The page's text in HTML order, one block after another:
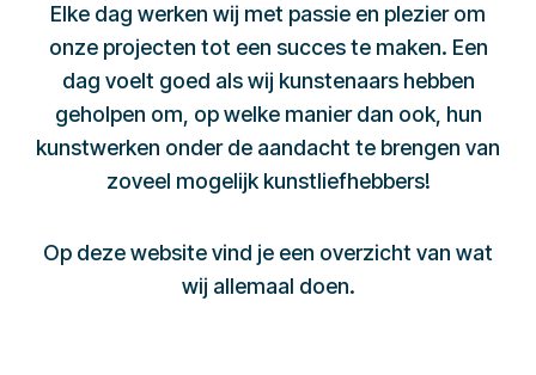
Elke dag werken wij met passie en plezier om
onze projecten tot een succes te maken. Een
dag voelt goed als wij kunstenaars hebben
geholpen om, op welke manier dan ook, hun
kunstwerken onder de aandacht te brengen van
zoveel mogelijk kunstliefhebbers!
Op deze website vind je een overzicht van wat
wij allemaal doen.